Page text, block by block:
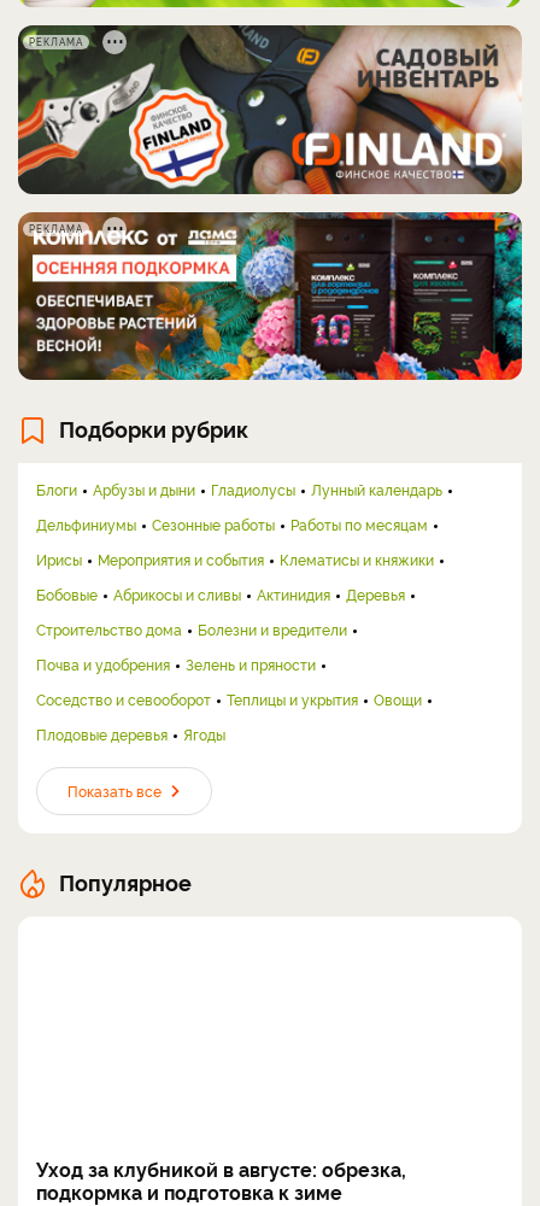
РЕКЛАМА
РЕКЛАМА
Подборки рубрик
Блоги Арбузы и дыни Гладиолусы
Лунный календарь
Дельфиниумы
Сезонные работы
Работы по месяцам
Ирисы
Мероприятия и события
Клематисы и княжики
Бобовые
Абрикосы и сливы Актинидия
Деревья
Строительство дома
Болезни и вредители
Почва и удобрения
Зелень и пряности
Соседство и севооборот
Теплицы и укрытия
Овощи
Плодовые деревья
Ягоды
Показать все
Популярное
Уход за клубникой в августе: обрезка,
подкормка и подготовка к зиме